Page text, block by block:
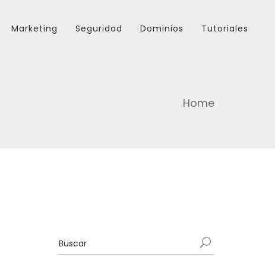
Marketing Seguridad Dominios Tutoriales
Home